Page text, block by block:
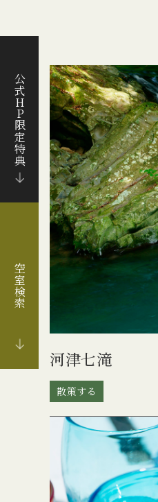
公式HP限定特典
空室検索
河津七滝
散策する